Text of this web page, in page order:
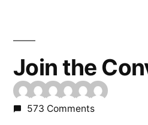
Join the
573 Comments